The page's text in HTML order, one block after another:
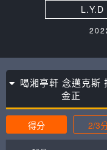
L.Y.D
喝湘亭軒 念邁克斯
金正
得分 2/3